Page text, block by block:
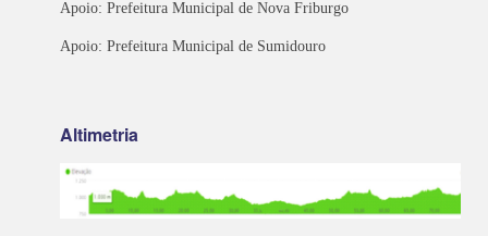
Apoio: Prefeitura Municipal de Nova Friburgo
Apoio: Prefeitura Municipal de Sumidouro
Altimetria